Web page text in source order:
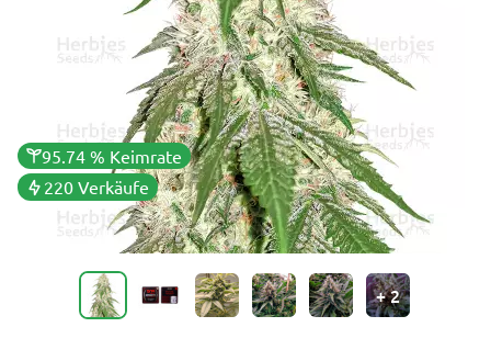
95.74 % Keimrate
220 Verkäufe
+2